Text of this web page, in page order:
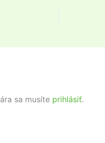
sa musíte prihlásiť.